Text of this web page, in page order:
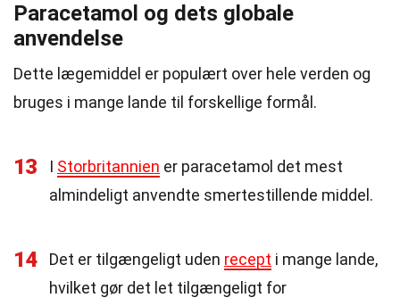
Paracetamol og dets globale
anvendelse
Dette lægemiddel er populært over hele verden og
bruges i mange lande til forskellige formål.
13 I Storbritannien er paracetamol det mest
almindeligt anvendte smertestillende middel.
14 Det er tilgængeligt uden recept i mange lande,
hvilket gør det let tilgængeligt for